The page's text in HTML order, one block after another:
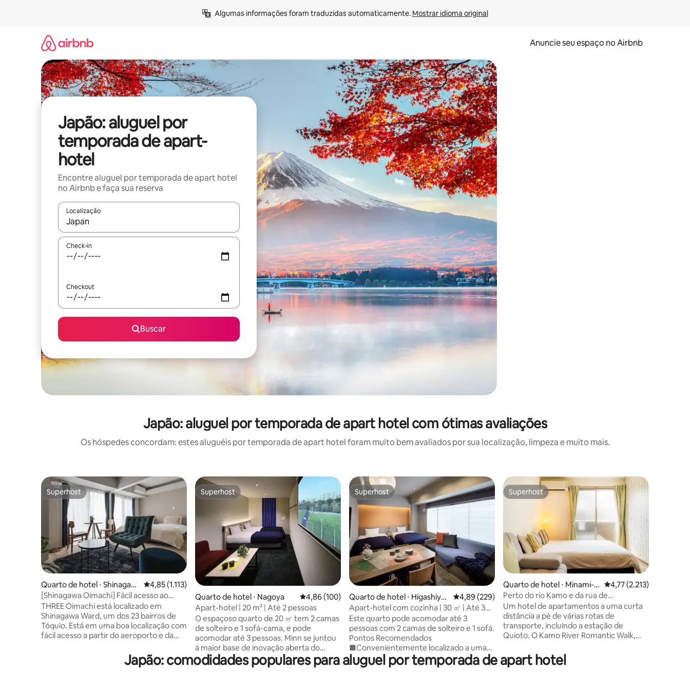
Algumas informações foram traduzidas automaticamente. Mostrar idioma original
Anuncie seu espaço no Airbnb
Japão: aluguel por
temporada de apart-
hotel
Encontre aluguel por temporada de apart hotel
no Airbnb e faça sua reserva
Localização
Quando os resultados estiverem disponíveis, explore-os usando as seta para cima e para baixo do teclado ou tocando e deslizando o dedo na tela.
Check-in
Checkout
Buscar
Japão: aluguel por temporada de apart hotel com ótimas avaliações
Os hóspedes concordam: estes aluguéis por temporada de apart hotel foram muito bem avaliados por sua localização, limpeza e muito mais.
Superhost
Superhost
Quarto de hotel ⋅ Shinagaw
a City
4,85 de uma avaliação média de 5, 1.113 avaliações
4,85 (1.113)
[Shinagawa Oimachi] Fácil acesso ao
aeroporto e ao Shinkansen! Um hotel de
design elegante que pode ser usado
tanto para negócios quanto para viagens
THREE Oimachi está localizado em
Shinagawa Ward, um dos 23 bairros de
Tóquio. Está em uma boa localização com
fácil acesso a partir do aeroporto e da
para uso comercial e viagens.Este hotel
de apartamentos recém-construído tem
Superhost
Superhost
Quarto de hotel ⋅ Nagoya 4,86 de uma avaliação média de 5, 100 avaliações
4,86 (100)
Apart-hotel | 20 m² | Até 2 pessoas
O espaçoso quarto de 20 ㎡ tem 2 camas
de solteiro e 1 sofá-cama, e pode
acomodar até 3 pessoas. Minn se juntou
à maior base de inovação aberta do
Japão, que nasceu no lado sul do Parque
Tsurumai, na cidade de Nagoya, em
Superhost
Superhost
Quarto de hotel ⋅ Higashiya
ma Ward, Kyoto
4,89 de uma avaliação média de 5, 229 avaliações
4,89 (229)
Apart-hotel com cozinha | 30 ㎡ | Até 3
pessoas
Este quarto pode acomodar até 3
pessoas com 2 camas de solteiro e 1 sofá.
Pontos Recomendados
■Convenientemente localizado a uma
curta distância a pé da estação Sanjo e
Sanjo Keihan. ■Fique sem chave com
Superhost
Superhost
Quarto de hotel ⋅ Minami-k
u, Kyoto
4,77 de uma avaliação
4,77 (2.213)
Perto do rio Kamo e da rua de
Quioto/depósito de bagagem gratuito
Um hotel de apartamentos a uma curta
distância a pé de várias rotas de
transporte, incluindo a estação de
Quioto. O Kamo River Romantic Walk,
Aproveite a comida e a cultura japonesas
com muitos restaurantes ao redor! 2
Japão: comodidades populares para aluguel por temporada de apart hotel